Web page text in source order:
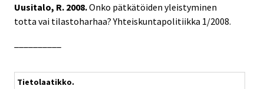
Uusitalo, R. 2008.Onko pätkätöiden yleistyminen
totta vai tilastoharhaa? Yhteiskuntapolitiikka 1/2008.
Tietolaatikko.